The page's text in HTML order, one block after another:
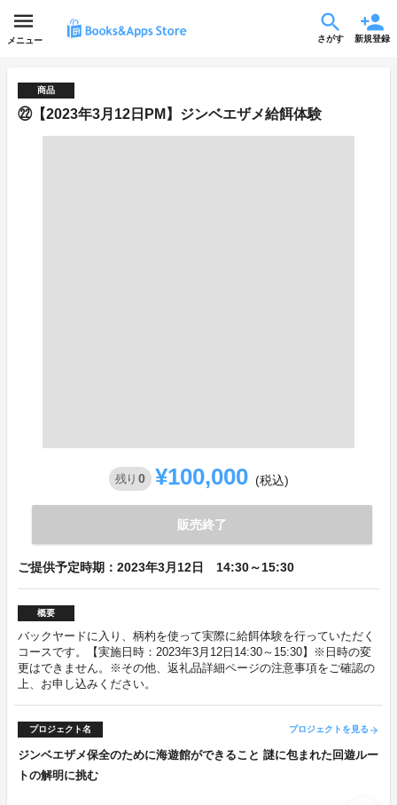
メニュー さがす 新規登録
商品
㉒【2023年3月12日PM】ジンベエザメ給餌体験
残り 0 ¥100,000 (税込)
販売終了
ご提供予定時期：2023年3月12日 14:30～15:30
概要
バックヤードに入り、柄杓を使って実際に給餌体験を行っていただく
コースです。【実施日時：2023年3月12日14:30～15:30】※日時の変
更はできません。※その他、返礼品詳細ページの注意事項をご確認の
上、お申し込みください。
プロジェクト名 プロジェクトを見る arrow_forward
ジンベエザメ保全のために海遊館ができること 謎に包まれた回遊ルー
トの解明に挑む